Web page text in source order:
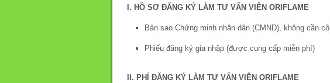
I. HỒ SƠ ĐĂNG KÝ LÀM TƯ VẤN VIÊN ORIFLAME
Bản sao Chứng minh nhân dân (CMND), không cần
Phiếu đăng ký gia nhập (được cung cấp miễn phí)
II. PHÍ ĐĂNG KÝ LÀM TƯ VẤN VIÊN ORIFLAME